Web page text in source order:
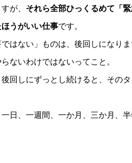
が、 それら全部ひっくるめて「
うがいい仕事です。
はない」ものは、後回しになりま
ないわけではないってこと。
回しにずっとし続けると、その
日、一週間、一か月、三か月、